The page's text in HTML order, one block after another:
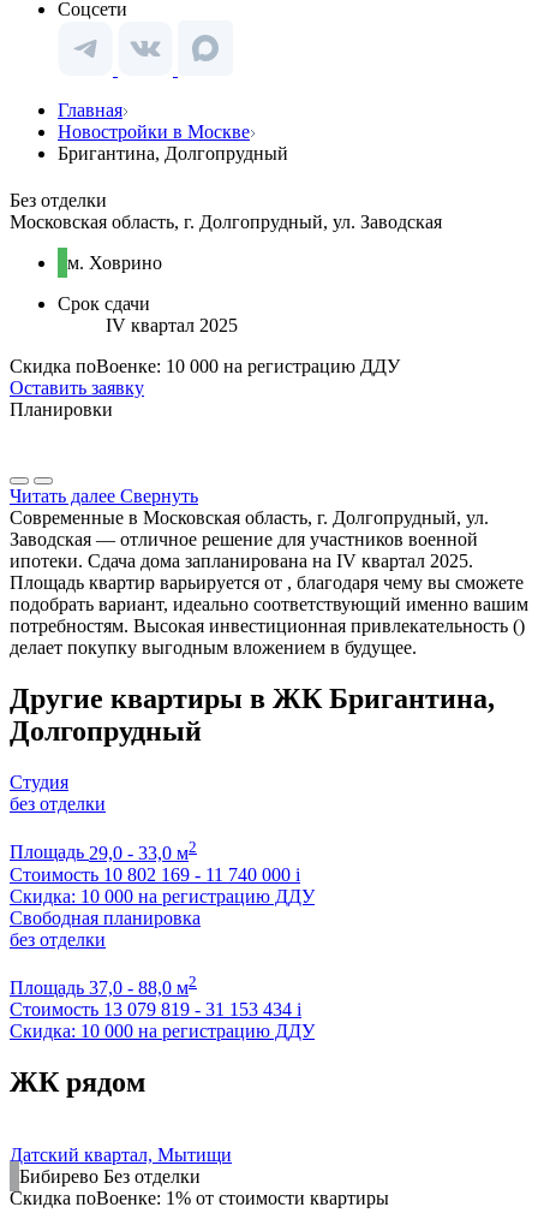
Соцсети
Главная
Новостройки в Москве
Бригантина, Долгопрудный
Без отделки
Московская область, г. Долгопрудный, ул. Заводская
м. Ховрино
Срок сдачи
IV квартал 2025
Скидка поВоенке: 10 000 на регистрацию ДДУ
Оставить заявку
Планировки
Читать далее Свернуть
Современные в Московская область, г. Долгопрудный, ул.
Заводская — отличное решение для участников военной
ипотеки. Сдача дома запланирована на IV квартал 2025.
Площадь квартир варьируется от , благодаря чему вы сможете
подобрать вариант, идеально соответствующий именно вашим
потребностям. Высокая инвестиционная привлекательность ()
делает покупку выгодным вложением в будущее.
Другие квартиры в ЖК Бригантина,
Долгопрудный
Студия
без отделки
Площадь 29,0 - 33,0 м2
Стоимость 10 802 169 - 11 740 000 i
Скидка: 10 000 на регистрацию ДДУ
Свободная планировка
без отделки
Площадь 37,0 - 88,0 м2
Стоимость 13 079 819 - 31 153 434 i
Скидка: 10 000 на регистрацию ДДУ
ЖК рядом
Датский квартал, Мытищи
Бибирево Без отделки
Скидка поВоенке: 1% от стоимости квартиры